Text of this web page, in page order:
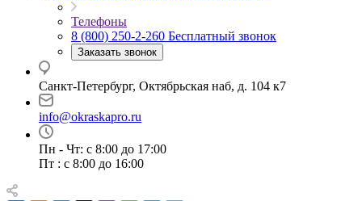
Телефоны
8 (800) 250-2-260 Бесплатный звонок
Заказать звонок
Санкт-Петербург, Октябрьская наб, д. 104 к7
info@okraskapro.ru
Пн - Чт: с 8:00 до 17:00
Пт : с 8:00 до 16:00